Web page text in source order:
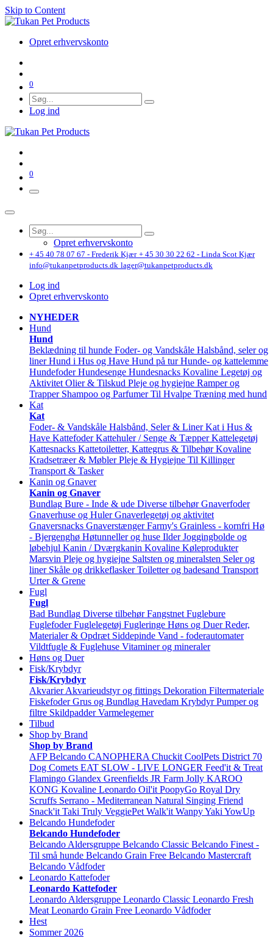
Skip to Content
Opret erhvervskonto
0
Log ind
0
Opret erhvervskonto
+ 45 40 78 07 67 - Frederik Kjær + 45 30 30 22 62 - Linda Scot Kjær
info@tukanpetproducts.dk lager@tukanpetproducts.dk
Log ind
Opret erhvervskonto
NYHEDER
Hund
Hund
Beklædning til hunde Foder- og Vandskåle Halsbånd, seler og
liner Hund i Hus og Have Hund på tur Hunde- og kattelemme
Hundefoder Hundesenge Hundesnacks Kovaline Legetøj og
Aktivitet Olier & Tilskud Pleje og hygiejne Ramper og
Trapper Shampoo og Parfumer Til Hvalpe Træning med hund
Kat
Kat
Foder- & Vandskåle Halsbånd, Seler & Liner Kat i Hus &
Have Kattefoder Kattehuler / Senge & Tæpper Kattelegetøj
Kattesnacks Kattetoiletter, Kattegrus & Tilbehør Kovaline
Kradsetræer & Møbler Pleje & Hygiejne Til Killinger
Transport & Tasker
Kanin og Gnaver
Kanin og Gnaver
Bundlag Bure - Inde & ude Diverse tilbehør Gnaverfoder
Gnaverhuse og Huler Gnaverlegetøj og aktivitet
Gnaversnacks Gnaverstænger Farmy's Grainless - kornfri Hø
- Bjergenghø Høtunneller og huse Ilder Joggingbolde og
løbehjul Kanin / Dværgkanin Kovaline Køleprodukter
Marsvin Pleje og hygiejne Saltsten og mineralsten Seler og
liner Skåle og drikkeflasker Toiletter og badesand Transport
Urter & Grene
Fugl
Fugl
Bad Bundlag Diverse tilbehør Fangstnet Fuglebure
Fuglefoder Fuglelegetøj Fugleringe Høns og Duer Reder,
Materialer & Opdræt Siddepinde Vand - foderautomater
Vildtfugle & Fuglehuse Vitaminer og mineraler
Høns og Duer
Fisk/Krybdyr
Fisk/Krybdyr
Akvarier Akvarieudstyr og fittings Dekoration Filtermateriale
Fiskefoder Grus og Bundlag Havedam Krybdyr Pumper og
filtre Skildpadder Varmelegemer
Tilbud
Shop by Brand
Shop by Brand
AFP Belcando CANOPHERA Chuckit CoolPets District 70
Dog Comets EAT SLOW - LIVE LONGER Feed'it & Treat
Flamingo Glandex Greenfields JR Farm Jolly KAROO
KONG Kovaline Leonardo Oil'it PoopyGo Royal Dry
Scruffs Serrano - Mediterranean Natural Singing Friend
Snack'it Taki Truly VeggiePet Walk'it WanpyYaki YowUp
Belcando Hundefoder
Belcando Hundefoder
Belcando Aldersgruppe Belcando Classic Belcando Finest -
Til små hunde Belcando Grain Free Belcando Mastercraft
Belcando Vådfoder
Leonardo Kattefoder
Leonardo Kattefoder
Leonardo Aldersgruppe Leonardo Classic Leonardo Fresh
Meat Leonardo Grain Free Leonardo Vådfoder
Hest
Sommer 2026